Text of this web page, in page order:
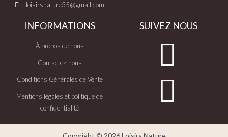
loisirsnature35@gmail.com
INFORMATIONS
À propos de nous
Contactez-nous
Conditions Générales de Vente
Mentions légales et politique de
confidentialité
SUIVEZ NOUS